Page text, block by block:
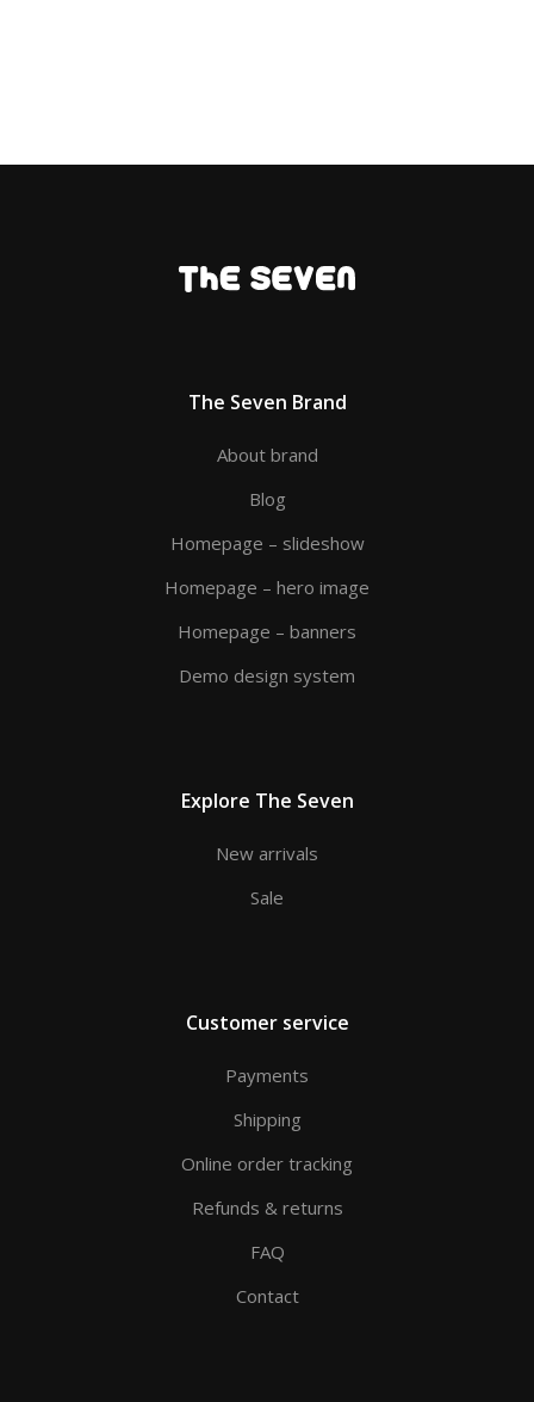
The Seven Brand
About brand
Blog
Homepage – slideshow
Homepage – hero image
Homepage – banners
Demo design system
Explore The Seven
New arrivals
Sale
Customer service
Payments
Shipping
Online order tracking
Refunds & returns
FAQ
Contact